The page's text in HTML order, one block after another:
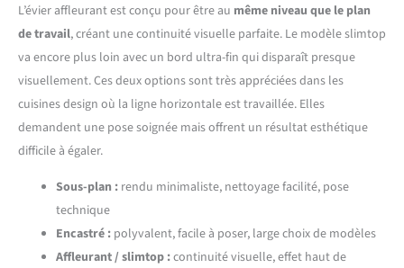
L’évier affleurant est conçu pour être au même niveau que le plan
de travail, créant une continuité visuelle parfaite. Le modèle slimtop
va encore plus loin avec un bord ultra-fin qui disparaît presque
visuellement. Ces deux options sont très appréciées dans les
cuisines design où la ligne horizontale est travaillée. Elles
demandent une pose soignée mais offrent un résultat esthétique
difficile à égaler.
Sous-plan : rendu minimaliste, nettoyage facilité, pose
technique
Encastré : polyvalent, facile à poser, large choix de modèles
Affleurant / slimtop :continuité visuelle, effet haut de